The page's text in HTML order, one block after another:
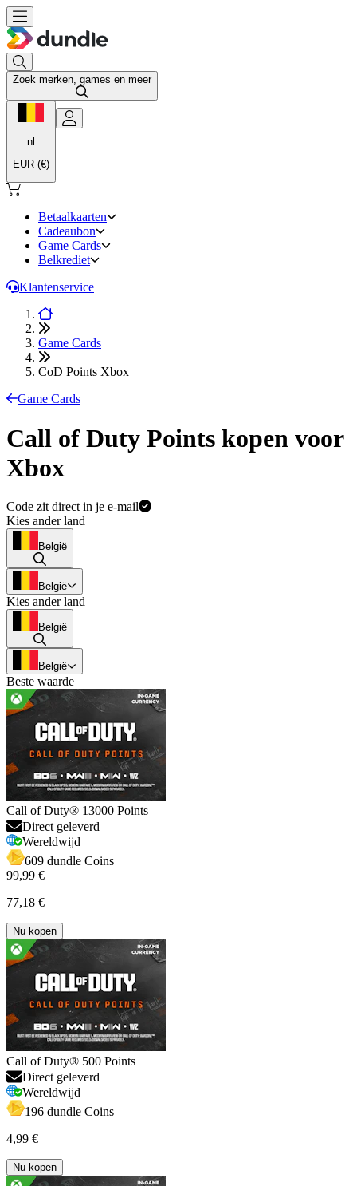
Zoek merken, games en meer
nl
EUR (€)
Betaalkaarten
Cadeaubon
Game Cards
Belkrediet
Klantenservice
Game Cards
CoD Points Xbox
Game Cards
Call of Duty Points kopen voor
Xbox
Code zit direct in je e-mail
Kies ander land
België
België
Kies ander land
België
België
Beste waarde
Call of Duty® 13000 Points
Direct geleverd
Wereldwijd
609 dundle Coins
99,99 €
77,18 €
Nu kopen
Call of Duty® 500 Points
Direct geleverd
Wereldwijd
196 dundle Coins
4,99 €
Nu kopen